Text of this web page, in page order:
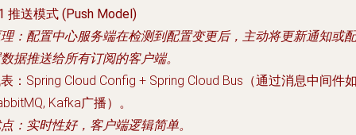
推送模式 (Push Model)
：配置中心服务端在检测到配置变更后，主动将更新通知或配
据推送给所有订阅的客户端。
：Spring Cloud Config + Spring Cloud Bus（通过消息中间件
Kafka广播）。
：实时性好，客户端逻辑简单。